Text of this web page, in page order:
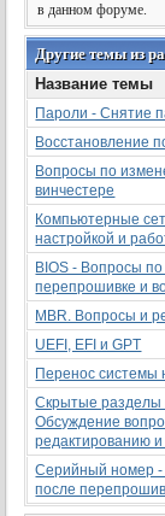
в данном форуме.
Другие темы из
Название темы
Пароли - Снятие
Восстановление
Вопросы по
винчестере
Компьютерные
настройкой и
BIOS - Вопросы по
перепрошивке и
MBR. Вопросы и
UEFI, EFI и GPT
Перенос системы
Скрытые разделы
Обсуждение
редактированию
Серийный номер
после